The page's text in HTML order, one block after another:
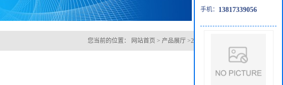
您当前的位置： 网站首页 > 产品展厅 >2-(三甲基硅基)吡啶
手机： 13817339056